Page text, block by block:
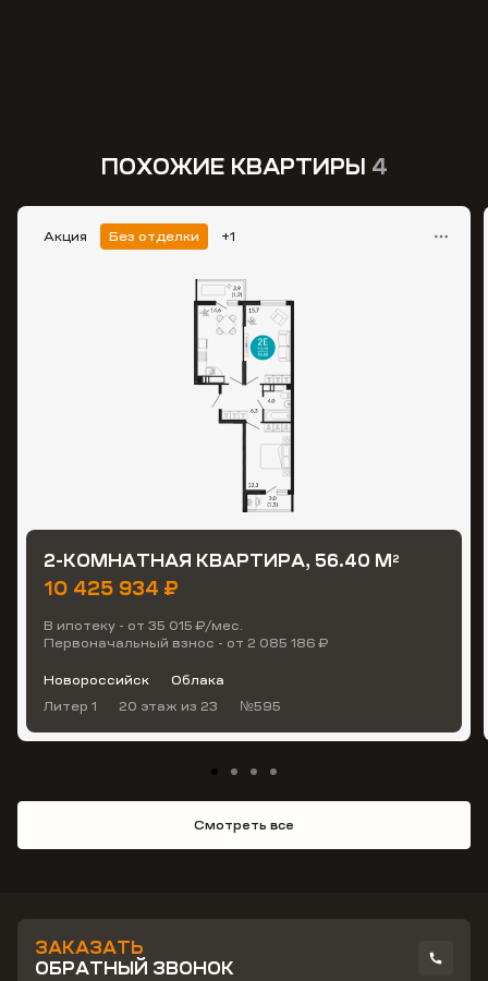
ПОХОЖИЕ КВАРТИРЫ 4
Акция Без отделки +1
2-КОМНАТНАЯ КВАРТИРА, 56.40 М2
10 425 934 ₽
В ипотеку - от 35 015 ₽/мес.
Первоначальный взнос - от 2 085 186 ₽
Новороссийск
Облака
Литер 1
20 этаж из 23 №595
Смотреть все
ЗАКАЗАТЬ
ОБРАТНЫЙ ЗВОНОК